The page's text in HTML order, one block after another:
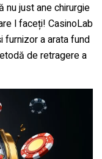
nu just ane chirurgie
l faceți! CasinoLab
furnizor a arata fund
de retragere a